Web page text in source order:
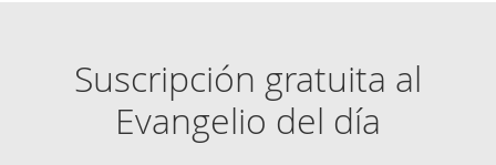
Suscripción gratuita al
Evangelio del día